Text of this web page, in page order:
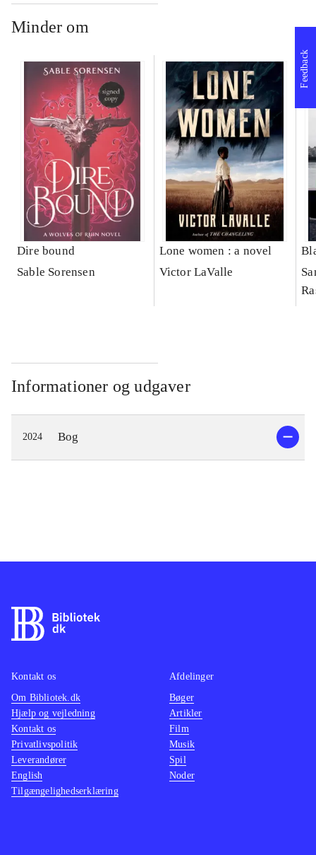
Minder om
Dire bound
Sable Sorensen
Lone women : a novel
Victor LaValle
Informationer og udgaver
2024 Bog
Feedback
Kontakt os
Om Bibliotek.dk
Hjælp og vejledning
Kontakt os
Privatlivspolitik
Leverandører
English
Tilgængelighedserklæring
Afdelinger
Bøger
Artikler
Film
Musik
Spil
Noder